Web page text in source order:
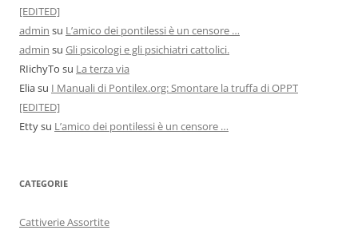
[EDITED]
admin su L’amico dei pontilessi è un censore …
admin su Gli psicologi e gli psichiatri cattolici.
RIichyTo su La terza via
Eliasu I Manuali di Pontilex.org: Smontare la truffa di OPPT
[EDITED]
Ettysu L’amico dei pontilessi è un censore …
CATEGORIE
Cattiverie Assortite